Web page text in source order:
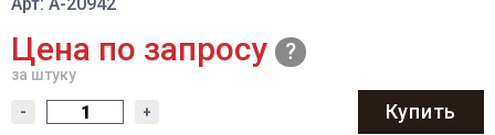
Цена по запросу
за штуку
- + Купить